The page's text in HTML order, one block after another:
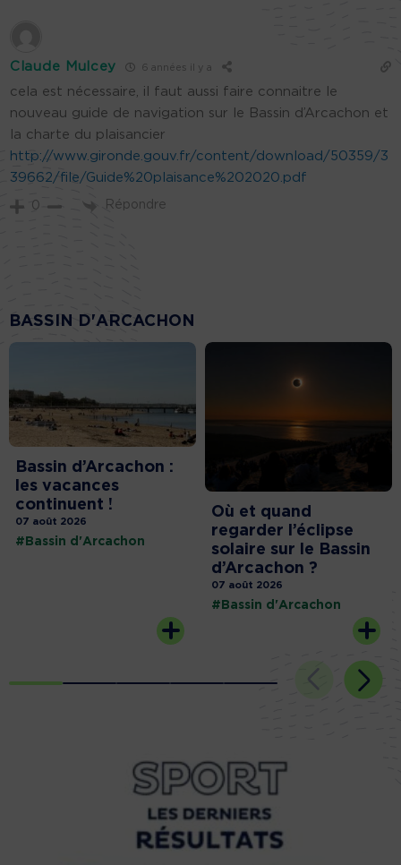
Claude Mulcey 6 années il y a
cela est nécessaire, il faut aussi faire connaitre le
nouveau guide de navigation sur le Bassin d’Arcachon et
la charte du plaisancier
http://www.gironde.gouv.fr/content/download/50359/3
39662/file/Guide%20plaisance%202020.pdf
0 Répondre
BASSIN D'ARCACHON
Bassin d’Arcachon :
les vacances
continuent !
07 août 2026
#Bassin d'Arcachon
Où et quand
regarder l’éclipse
solaire sur le Bassin
d’Arcachon ?
07 août 2026
#Bassin d'Arcachon